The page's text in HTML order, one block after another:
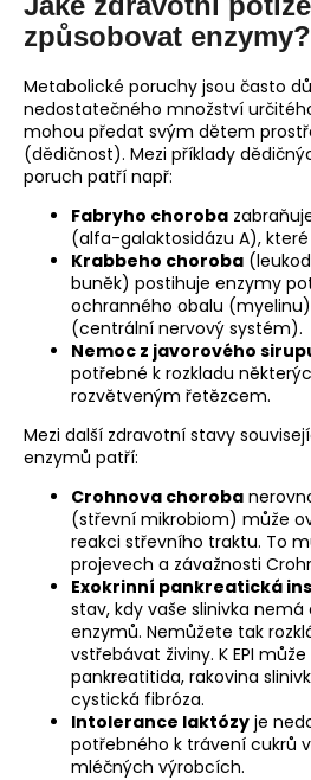
způsobovat enzymy?
Metabolické poruchy jsou často
nedostatečného množství
mohou předat svým dětem
(dědičnost). Mezi příklady
poruch patří např:
Fabryho choroba
(alfa-galaktosidázu A),
Krabbeho choroba
buněk) postihuje enzymy
ochranného obalu
(centrální nervový systém).
Nemoc z javorového
potřebné k rozkladu
rozvětveným řetězcem.
Mezi další zdravotní stavy
enzymů patří:
Crohnova choroba
(střevní mikrobiom) může
reakci střevního traktu. To
projevech a závažnosti
Exokrinní pankreatická
stav, kdy vaše slinivka
enzymů. Nemůžete tak
vstřebávat živiny. K EPI
pankreatitida, rakovina
cystická fibróza.
Intolerance laktózy je
potřebného k trávení cukrů
mléčných výrobcích.